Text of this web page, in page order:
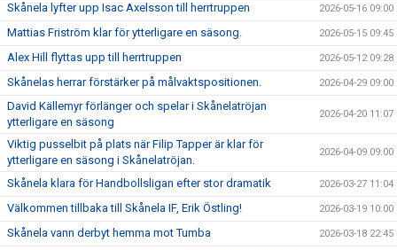
Skånela lyfter upp Isac Axelsson till herrtruppen 2026-05-16 09:00
Mattias Friström klar för ytterligare en säsong. 2026-05-15 09:45
Alex Hill flyttas upp till herrtruppen 2026-05-12 09:28
Skånelas herrar förstärker på målvaktspositionen. 2026-04-29 09:00
David Källemyr förlänger och spelar i Skånelatröjan
ytterligare en säsong
2026-04-20 11:07
Viktig pusselbit på plats när Filip Tapper är klar för
ytterligare en säsong i Skånelatröjan.
2026-04-09 09:00
Skånela klara för Handbollsligan efter stor dramatik 2026-03-27 11:04
Välkommen tillbaka till Skånela IF, Erik Östling! 2026-03-19 10:00
Skånela vann derbyt hemma mot Tumba 2026-03-18 22:45